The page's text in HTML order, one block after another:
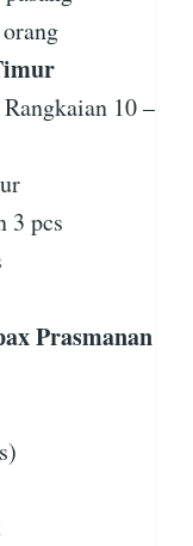
10 –
3 pcs
Prasmanan